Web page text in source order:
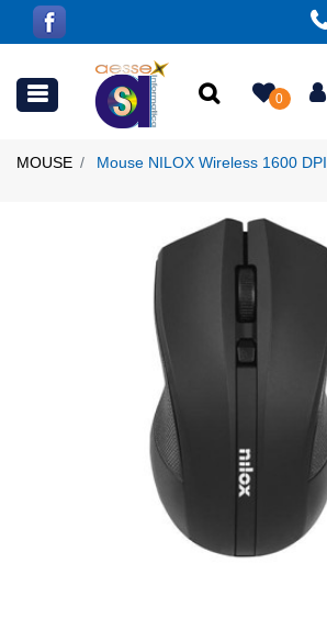
Open menu 0
MOUSE Mouse NILOX Wireless 1600 DPI